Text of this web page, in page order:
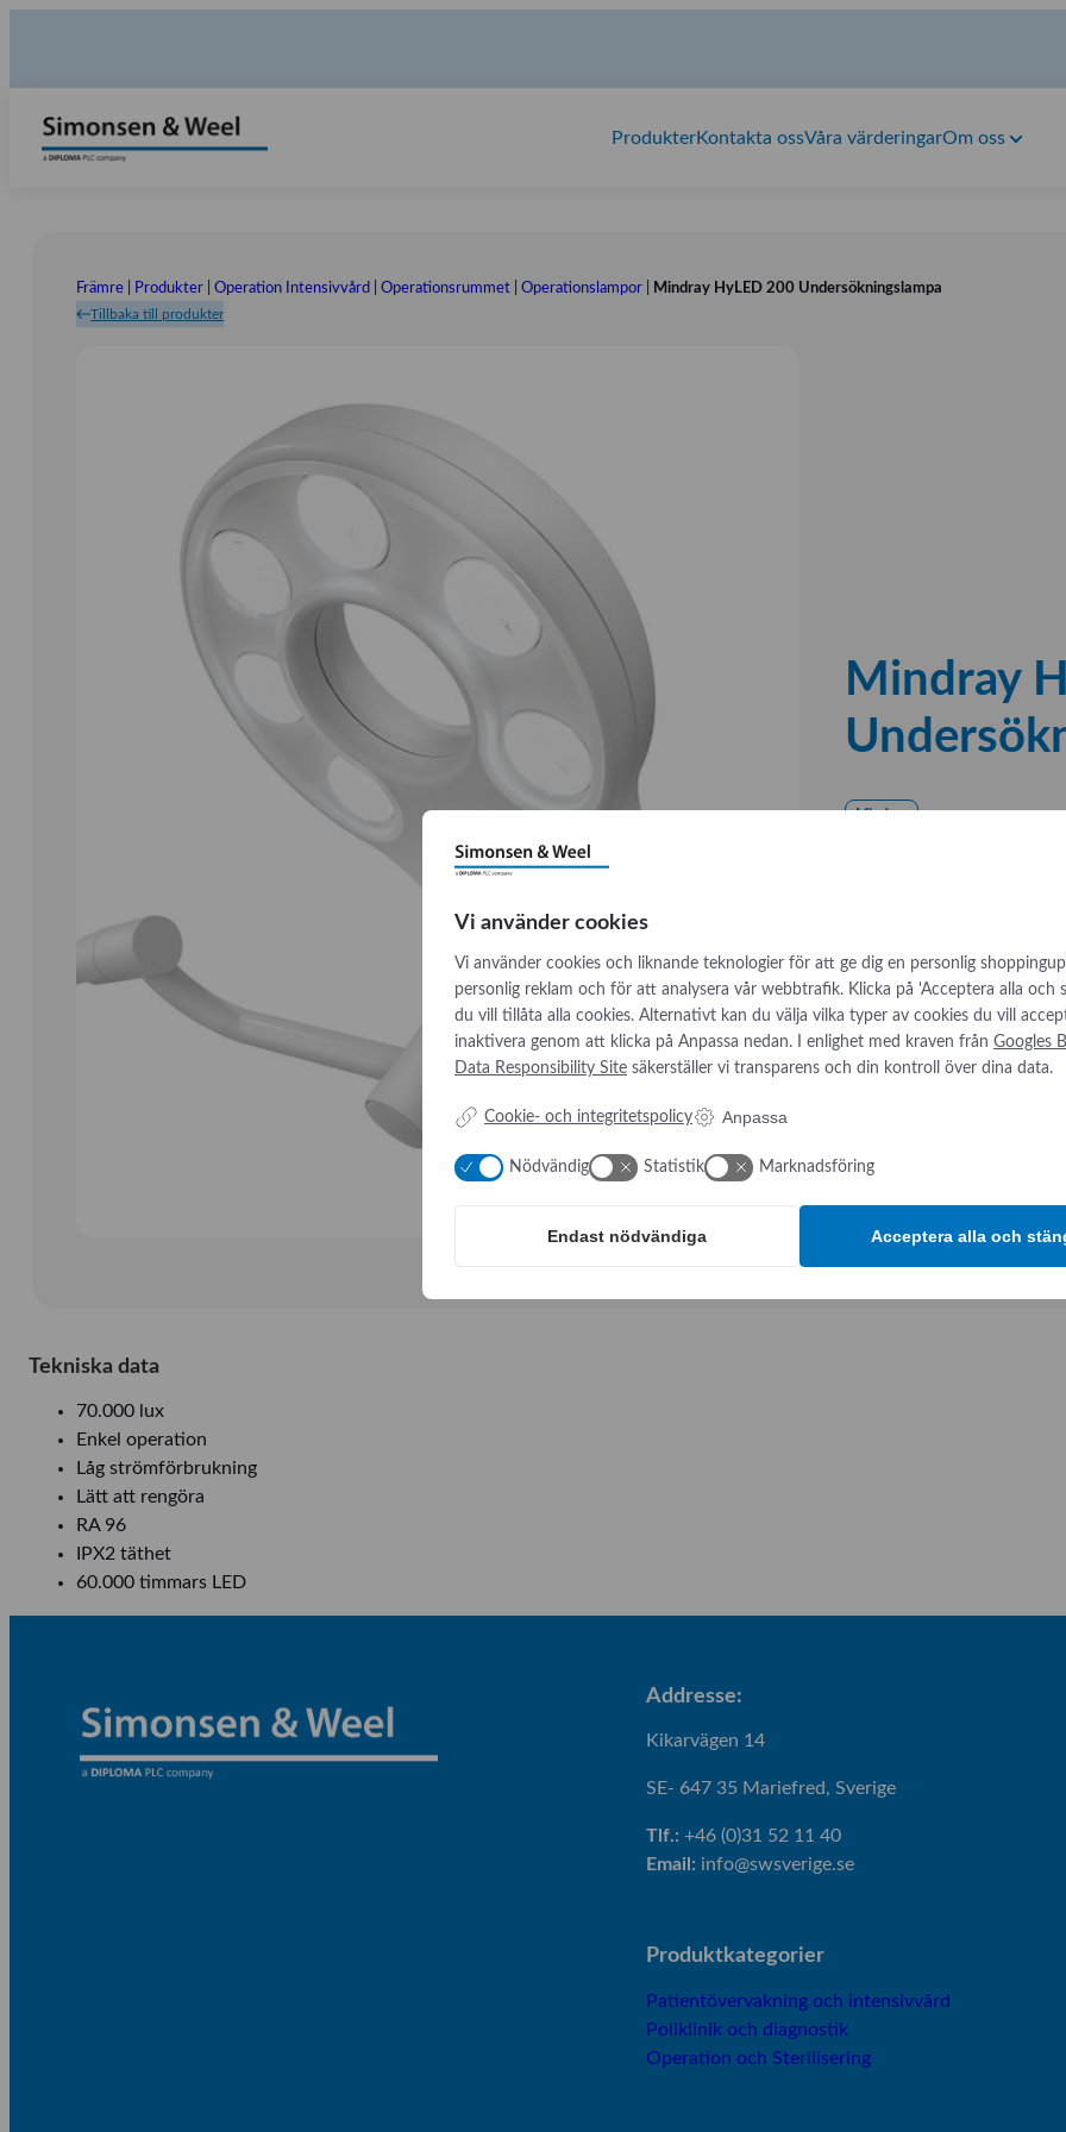
ProdukterKontakta ossVåra värderingarOm oss
Främre Produkter |Operation Intensivvård |Operationsrummet |Operationslampor Mindray HyLED 200 Undersökningslampa
Tillbaka till produkter
Mindray
Mindray
Tekniska data
70.000 lux
Enkel operation
Låg strömförbrukning
Lätt att rengöra
RA 96
IPX2 täthet
60.000 timmars LED
Addresse:
Kikarvägen 14
SE- 647 35 Mariefred, Sverige
Tlf.: +46 (0)31 52 11 40
Email: info@swsverige.se
Produktkategorier
Patientövervakning och intensivvård
Poliklinik och diagnostik
Operation och Sterilisering
Vi använder cookies
Vi använder cookies och liknande teknologier för att ge dig en personlig
personlig reklam och för att analysera vår webbtrafik. Klicka på 'Acceptera alla och
du vill tillåta alla cookies. Alternativt kan du välja vilka typer av cookies du vill
inaktivera genom att klicka på Anpassa nedan. I enlighet med kraven från Googles
Data Responsibility Site säkerställer vi transparens och din kontroll över dina data.
Cookie- och integritetspolicy Anpassa
Nödvändig Statistik Marknadsföring
Endast nödvändiga Acceptera alla och